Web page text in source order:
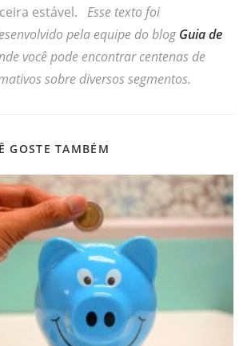
estável.Esse texto foi
pela equipe do blogGuia de
você pode encontrar centenas de
sobre diversos segmentos.
GOSTE TAMBÉM